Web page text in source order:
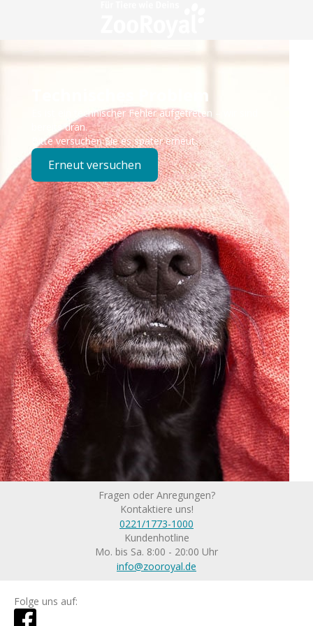
Technisches Problem
Es ist ein technischer Fehler aufgetreten – wir sind
bereits dran.
Bitte versuchen Sie es später erneut.
Erneut versuchen
Fragen oder Anregungen?
Kontaktiere uns!
0221/1773-1000
Kundenhotline
Mo. bis Sa. 8:00 - 20:00 Uhr
info@zooroyal.de
Folge uns auf: